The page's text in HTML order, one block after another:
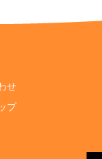
せ
プ